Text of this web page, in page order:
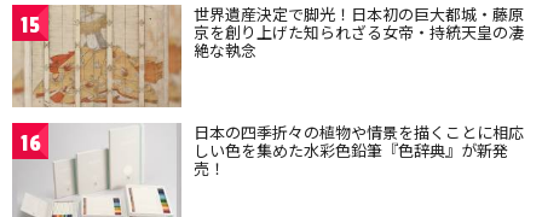
15 世界遺産決定で脚光！日本初の巨大都城・藤原
京を創り上げた知られざる女帝・持統天皇の凄
絶な執念
16 日本の四季折々の植物や情景を描くことに相応
しい色を集めた水彩色鉛筆『色辞典』が新発
売！